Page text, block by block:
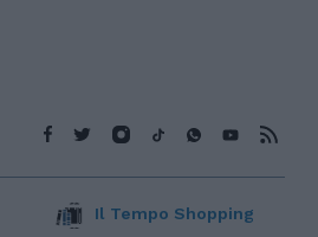
Il Tempo Shopping